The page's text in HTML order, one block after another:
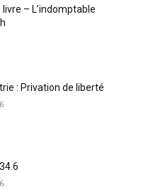
– L’indomptable
: Privation de liberté